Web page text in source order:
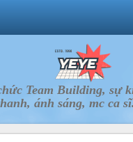
Team Building, sự
ánh sáng, mc ca